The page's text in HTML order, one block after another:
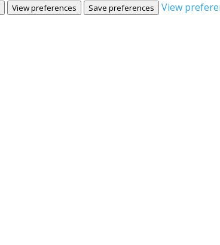
View preferences Save preferences
View